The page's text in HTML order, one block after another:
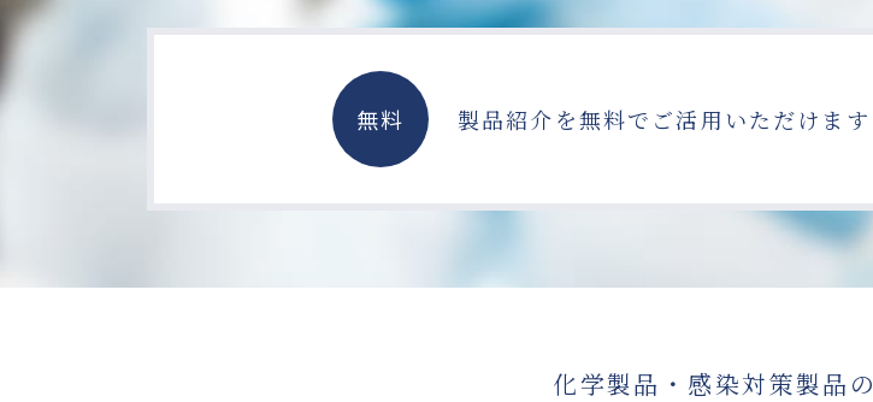
無料 製品紹介を無料で ご活用いただけます
化学製品・感染対策製品の